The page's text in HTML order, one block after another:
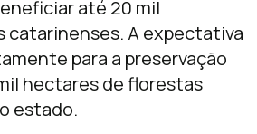
até 20 mil
catarinenses. A expectativa
para a preservação
hectares de florestas
estado.